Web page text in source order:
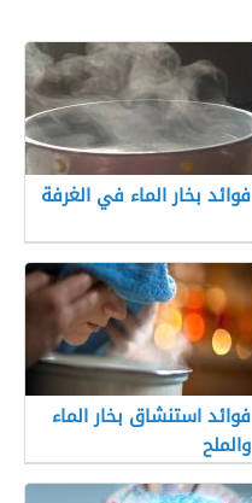
فوائد بخار الماء في الغرفة
فوائد استنشاق بخار الماء
والملح